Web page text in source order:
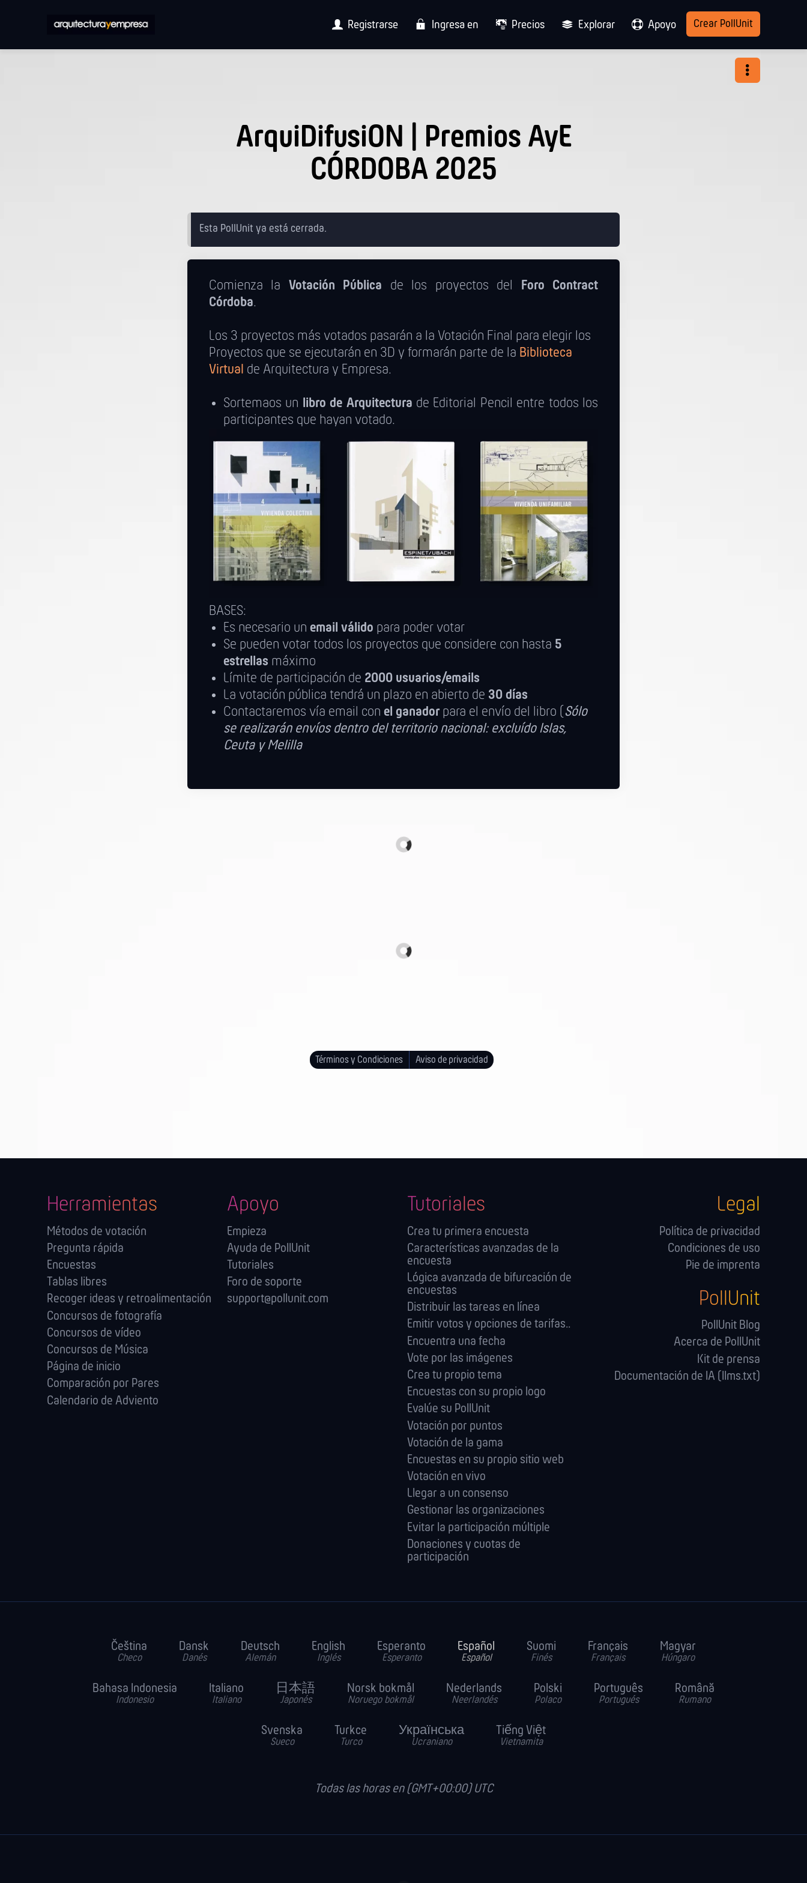
Registrarse Ingresa en Precios Explorar Apoyo Crear PollUnit
ArquiDifusiON | Premios AyE
CÓRDOBA 2025
Esta PollUnit ya está cerrada.
Comienza la Votación Pública de los proyectos del
Foro Contract
Córdoba.
Los 3 proyectos más votados pasarán a la Votación Final para elegir los
Proyectos que se ejecutarán en 3D y formarán parte de la Biblioteca
Virtual de Arquitectura y Empresa.
Sortemaos un libro de Arquitectura de Editorial Pencil entre todos los
participantes que hayan votado.
BASES:
Es necesario un email válido para poder votar
Se pueden votar todos los proyectos que considere con hasta 5
estrellas máximo
Límite de participación de 2000 usuarios/emails
La votación pública tendrá un plazo en abierto de 30 días
Contactaremos vía email con el ganadorpara el envío del libro ( Sólo
se realizarán envíos dentro del territorio nacional: excluído Islas,
Ceuta y Melilla
Términos y Condiciones Aviso de privacidad
Herramientas
Métodos de votación
Pregunta rápida
Encuestas
Tablas libres
Recoger ideas y retroalimentación
Concursos de fotografía
Concursos de vídeo
Concursos de Música
Página de inicio
Comparación por Pares
Calendario de Adviento
Apoyo
Empieza
Ayuda de PollUnit
Tutoriales
Foro de soporte
support@pollunit.com
Tutoriales
Crea tu primera encuesta
Características avanzadas de la
encuesta
Lógica avanzada de bifurcación de
encuestas
Distribuir las tareas en línea
Emitir votos y opciones de tarifas..
Encuentra una fecha
Vote por las imágenes
Crea tu propio tema
Encuestas con su propio logo
Evalúe su PollUnit
Votación por puntos
Votación de la gama
Encuestas en su propio sitio web
Votación en vivo
Llegar a un consenso
Gestionar las orga­nizaciones
Evitar la participación múltiple
Donaciones y cuotas de
participación
Legal
Política de privacidad
Condiciones de uso
Pie de imprenta
PollUnit
PollUnit Blog
Acerca de PollUnit
Kit de prensa
Documentación de IA (llms.txt)
Čeština
Checo
Dansk
Danés
Deutsch
Alemán
English
Inglés
Esperanto
Esperanto
Español
Español
Suomi
Finés
Français
Français
Magyar
Húngaro
Bahasa Indonesia
Indonesio
Italiano
Italiano
日本語
Japonés
Norsk bokmål
Noruego bokmål
Nederlands
Neerlandés
Polski
Polaco
Português
Portugués
Română
Rumano
Svenska
Sueco
Turkce
Turco
Українська
Ucraniano
Tiếng Việt
Vietnamita
Todas las horas en (GMT+00:00) UTC